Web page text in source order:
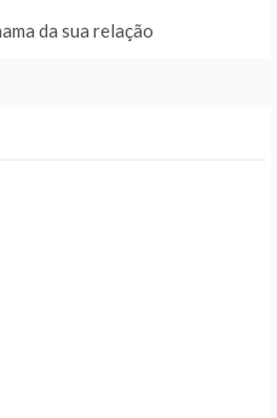
da sua relação